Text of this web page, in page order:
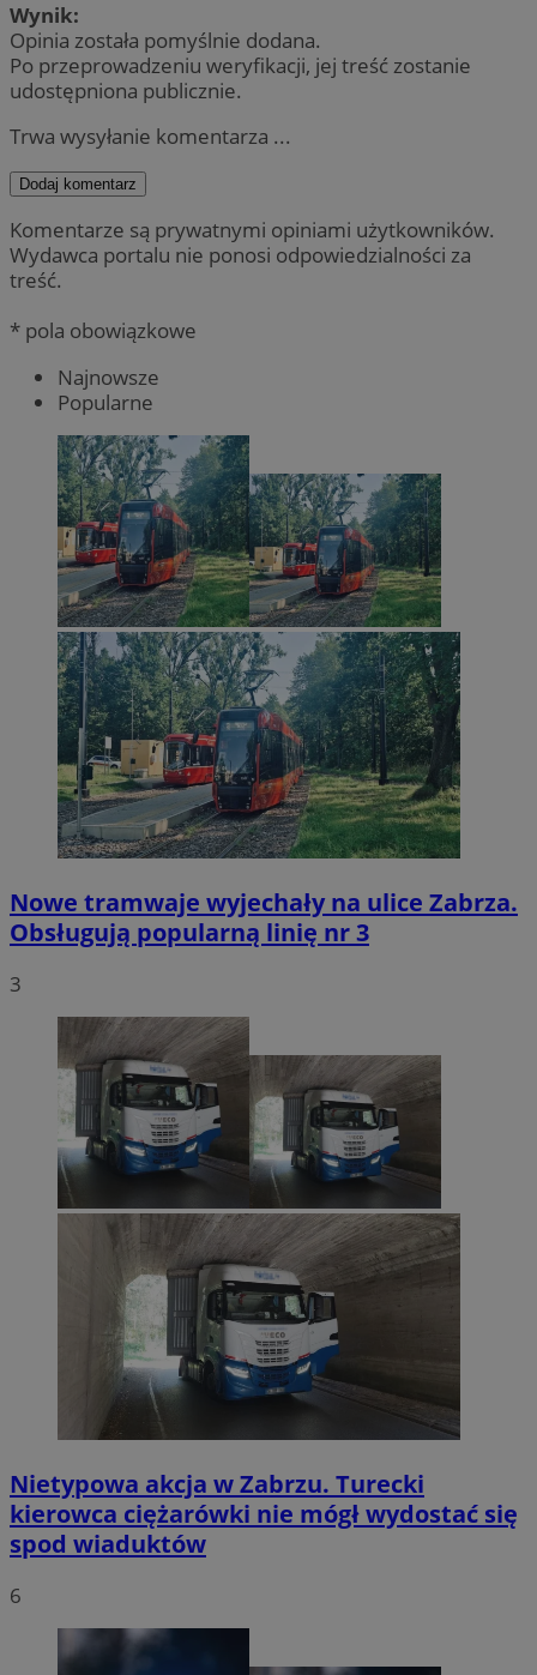
Wynik:
Opinia została pomyślnie dodana.
Po przeprowadzeniu weryfikacji, jej treść zostanie
udostępniona publicznie.
Trwa wysyłanie komentarza ...
Dodaj komentarz
Komentarze są prywatnymi opiniami użytkowników.
Wydawca portalu nie ponosi odpowiedzialności za
treść.
* pola obowiązkowe
Najnowsze
Popularne
Nowe tramwaje wyjechały na ulice Zabrza.
Obsługują popularną linię nr 3
3
Nietypowa akcja w Zabrzu. Turecki
kierowca ciężarówki nie mógł wydostać się
spod wiaduktów
6